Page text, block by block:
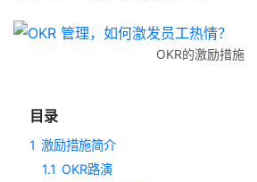
OKR的激励措施
目录
1 激励措施简介
1.1 OKR路演